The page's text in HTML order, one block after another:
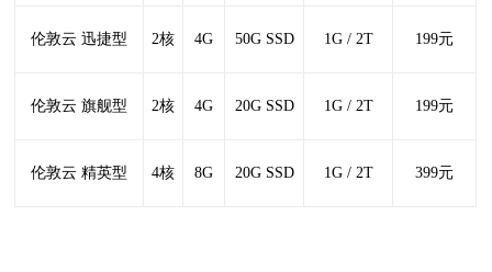
伦敦云 迅捷型 2核 4G 50G SSD 1G / 2T 199元
伦敦云 旗舰型 2核 4G 20G SSD 1G / 2T 199元
伦敦云 精英型 4核 8G 20G SSD 1G / 2T 399元